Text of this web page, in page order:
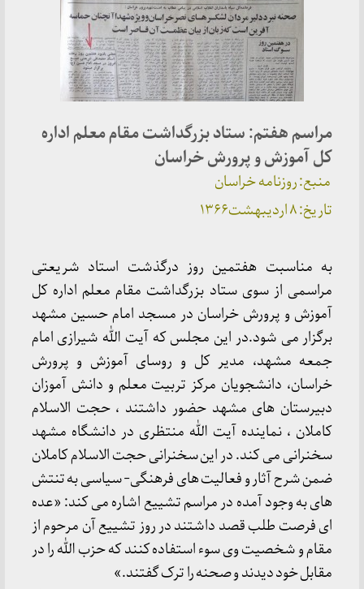
مراسم هفتم: ستاد بزرگداشت مقام معلم اداره
کل آموزش و پرورش خراسان
منبع: روزنامه خراسان
تاریخ: ۸ اردیبهشت۱۳۶۶
به مناسبت هفتمین روز درگذشت استاد شریعتی
مراسمی از سوی ستاد بزرگداشت مقام معلم اداره کل
آموزش و پرورش خراسان در مسجد امام حسین مشهد
برگزار می شود.در این مجلس که آیت الله شیرازی امام
جمعه مشهد، مدیر کل و روسای آموزش و پرورش
خراسان، دانشجویان مرکز تربیت معلم و دانش آموزان
دبیرستان های مشهد حضور داشتند ، حجت الاسلام
کاملان ، نماینده آیت الله منتظری در دانشگاه مشهد
سخنرانی می کند. در این سخنرانی حجت الاسلام کاملان
ضمن شرح آثار و فعالیت های فرهنگی- سیاسی به تنتش
های به وجود آمده در مراسم تشییع اشاره می کند: «عده
ای فرصت طلب قصد داشتند در روز تشییع آن مرحوم از
مقام و شخصیت وی سوء استفاده کنند که حزب الله را در
مقابل خود دیدند و صحنه را ترک گفتند.»